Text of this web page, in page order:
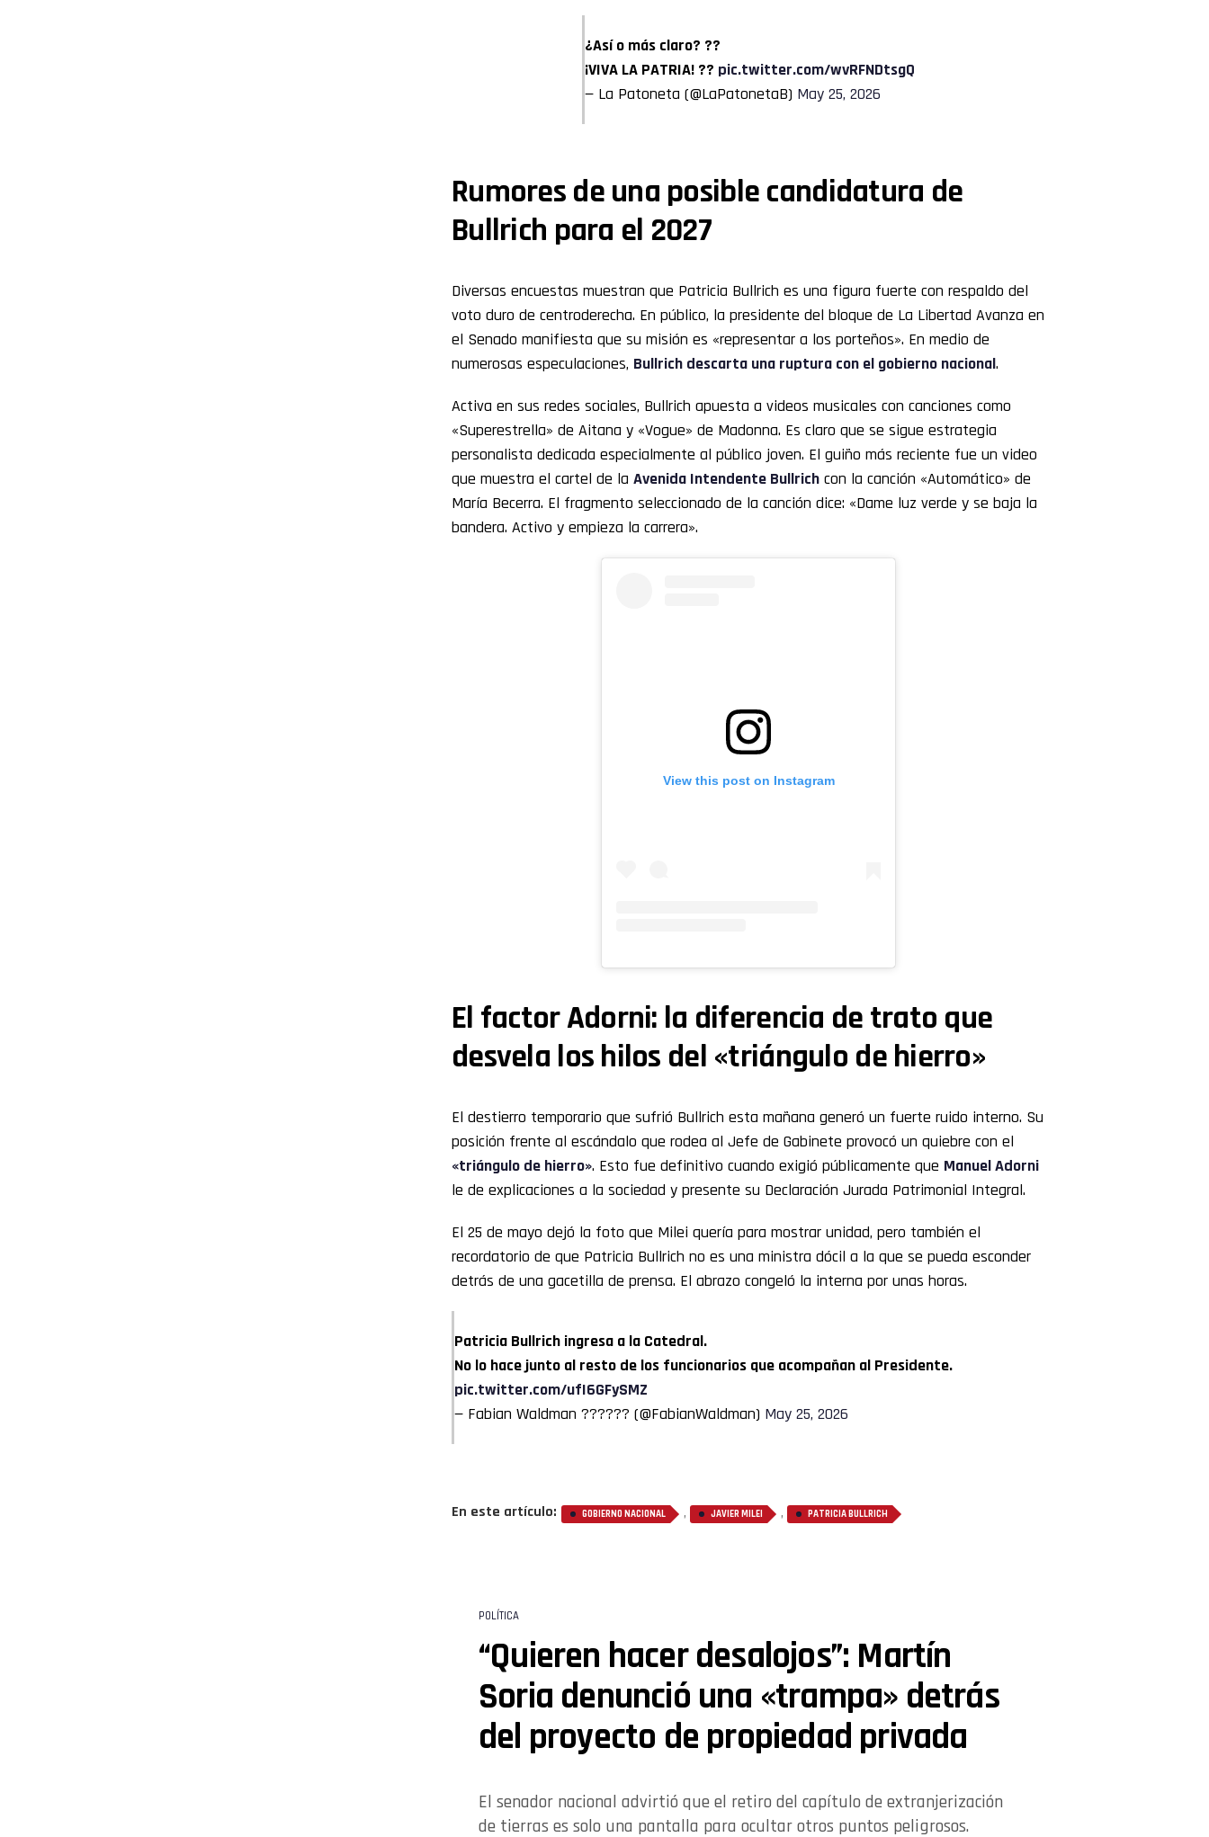
¿Así o más claro? ??
¡VIVA LA PATRIA! ?? pic.twitter.com/wvRFNDtsgQ
— La Patoneta (@LaPatonetaB) May 25, 2026
Rumores de una posible candidatura de
Bullrich para el 2027
Diversas encuestas muestran que Patricia Bullrich es una figura fuerte con respaldo del
voto duro de centroderecha. En público, la presidente del bloque de La Libertad Avanza en
el Senado manifiesta que su misión es «representar a los porteños». En medio de
numerosas especulaciones, Bullrich descarta una ruptura con el gobierno nacional.
Activa en sus redes sociales, Bullrich apuesta a videos musicales con canciones como
«Superestrella» de Aitana y «Vogue» de Madonna. Es claro que se sigue estrategia
personalista dedicada especialmente al público joven. El guiño más reciente fue un video
que muestra el cartel de la Avenida Intendente Bullrich con la canción «Automático» de
María Becerra. El fragmento seleccionado de la canción dice: «Dame luz verde y se baja la
bandera. Activo y empieza la carrera».
View this post on Instagram
El factor Adorni: la diferencia de trato que
desvela los hilos del «triángulo de hierro»
El destierro temporario que sufrió Bullrich esta mañana generó un fuerte ruido interno. Su
posición frente al escándalo que rodea al Jefe de Gabinete provocó un quiebre con el
«triángulo de hierro». Esto fue definitivo cuando exigió públicamente que Manuel Adorni
le de explicaciones a la sociedad y presente su Declaración Jurada Patrimonial Integral.
El 25 de mayo dejó la foto que Milei quería para mostrar unidad, pero también el
recordatorio de que Patricia Bullrich no es una ministra dócil a la que se pueda esconder
detrás de una gacetilla de prensa. El abrazo congeló la interna por unas horas.
Patricia Bullrich ingresa a la Catedral.
No lo hace junto al resto de los funcionarios que acompañan al Presidente.
pic.twitter.com/ufI6GFySMZ
— Fabian Waldman ?????? (@FabianWaldman) May 25, 2026
En este artículo: GOBIERNO NACIONAL , JAVIER MILEI , PATRICIA BULLRICH
POLÍTICA
“Quieren hacer desalojos”: Martín
Soria denunció una «trampa» detrás
del proyecto de propiedad privada
El senador nacional advirtió que el retiro del capítulo de extranjerización
de tierras es solo una pantalla para ocultar otros puntos peligrosos.